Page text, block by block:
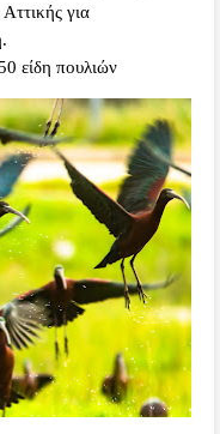
για
είδη πουλιών